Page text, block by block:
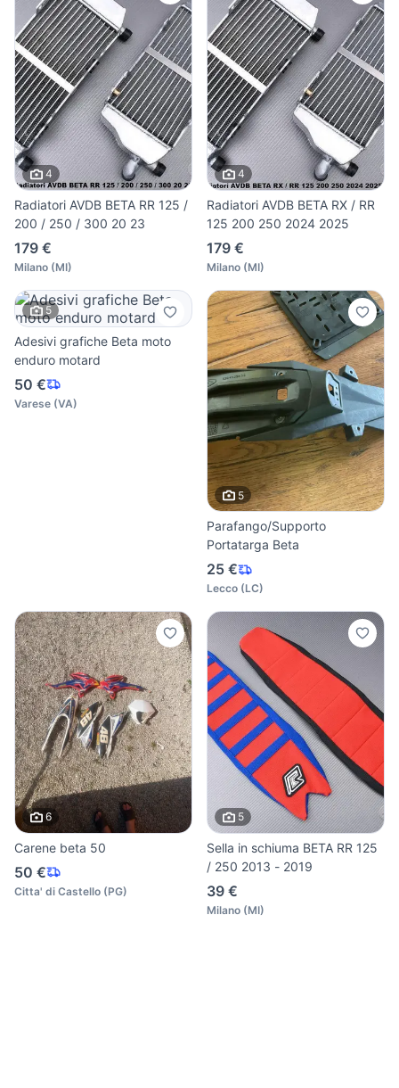
4
Radiatori AVDB BETA RR 125 /
200 / 250 / 300 20 23
179 €
Milano (MI)
4
Radiatori AVDB BETA RX / RR
125 200 250 2024 2025
179 €
Milano (MI)
5
Adesivi grafiche Beta moto
enduro motard
50 €
Varese (VA)
5
Parafango/Supporto
Portatarga Beta
25 €
Lecco (LC)
6
Carene beta 50
50 €
Citta' di Castello (PG)
5
Sella in schiuma BETA RR 125
/ 250 2013 - 2019
39 €
Milano (MI)